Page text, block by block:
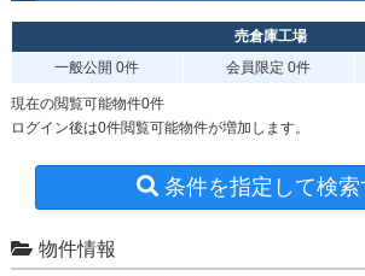
売倉庫工場
一般公開 0件 会員限定 0件
現在の閲覧可能物件0件
ログイン後は0件閲覧可能物件が増加します。
条件を指定して検索
物件情報